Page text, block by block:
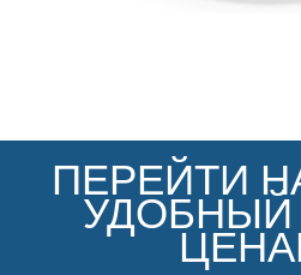
ПЕРЕЙТИ
УДОБНЫЙ